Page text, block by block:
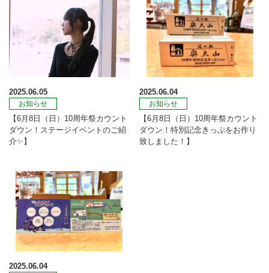
2025.06.05
お知らせ
【6月8日（日）10周年祭カウント
ダウン！ステージイベントのご紹
介✨】
2025.06.04
お知らせ
【6月8日（日）10周年祭カウント
ダウン！特別記念きっぷをお作り
致しました！】
2025.06.04